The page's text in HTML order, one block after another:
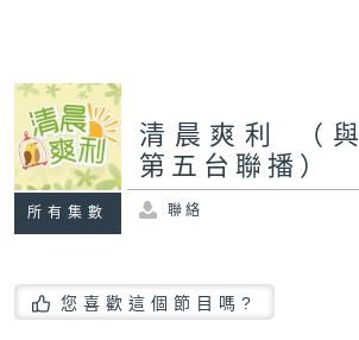
所有集數
清晨爽利 （與
第五台聯播）
聯絡
您喜歡這個節目嗎?